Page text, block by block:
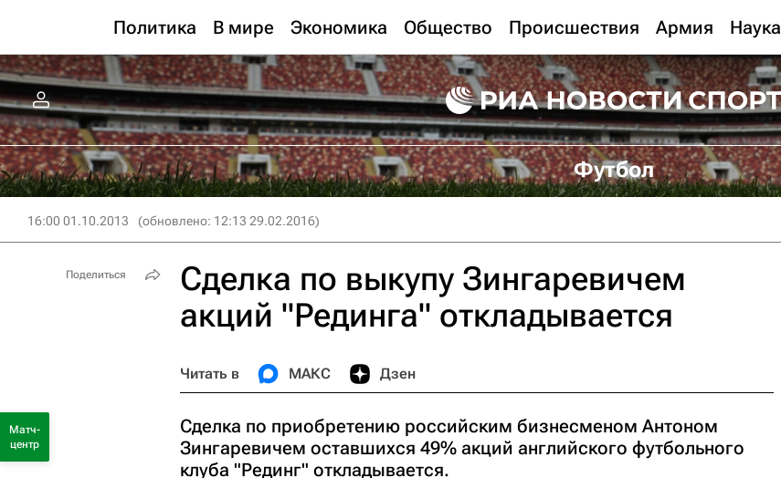
Политика В мире Экономика Общество Происшествия Армия Наука
Футбол
16:00 01.10.2013 (обновлено: 12:13 29.02.2016)
Сделка по выкупу Зингаревичем
акций "Рединга" откладывается
Читать в МАКС Дзен
Сделка по приобретению российским бизнесменом Антоном
Зингаревичем оставшихся 49% акций английского футбольного
клуба "Рединг" откладывается.
Поделиться
Матч-
центр